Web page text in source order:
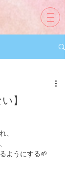
】
、
ようにする🌱